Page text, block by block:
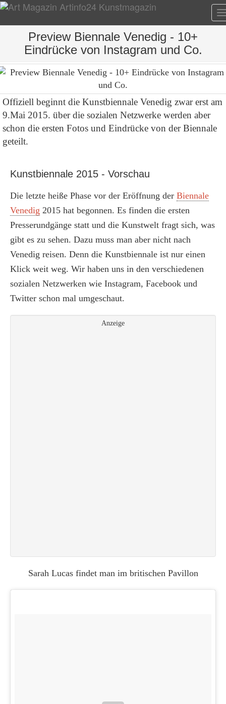
Preview Biennale Venedig - 10+
Eindrücke von Instagram und Co.
Offiziell beginnt die Kunstbiennale Venedig zwar erst am
9.Mai 2015. über die sozialen Netzwerke werden aber
schon die ersten Fotos und Eindrücke von der Biennale
geteilt.
Kunstbiennale 2015 - Vorschau
Die letzte heiße Phase vor der Eröffnung der Biennale
Venedig 2015 hat begonnen. Es finden die ersten
Presserundgänge statt und die Kunstwelt fragt sich, was
gibt es zu sehen. Dazu muss man aber nicht nach
Venedig reisen. Denn die Kunstbiennale ist nur einen
Klick weit weg. Wir haben uns in den verschiedenen
sozialen Netzwerken wie Instagram, Facebook und
Twitter schon mal umgeschaut.
Anzeige
Sarah Lucas findet man im britischen Pavillon